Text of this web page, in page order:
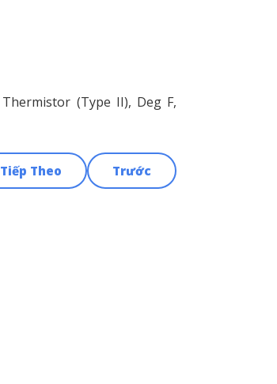
Thermistor (Type II), Deg F,
Trước
Tiếp Theo